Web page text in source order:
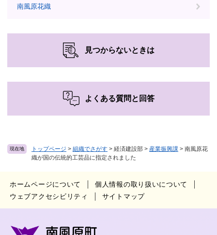
現在地 トップページ > 組織でさがす > 経済建設部 > 産業振興課 > 南風原花
織が国の伝統的工芸品に指定されました
南風原花織
見つからないときは
よくある質問と回答
ホームページについて
個人情報の取り扱いについて
ウェブアクセシビリティ
サイトマップ